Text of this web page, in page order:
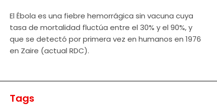
El Ébola es una fiebre hemorrágica sin vacuna cuya
tasa de mortalidad fluctúa entre el 30% y el 90%, y
que se detectó por primera vez en humanos en 1976
en Zaire (actual RDC).
Tags